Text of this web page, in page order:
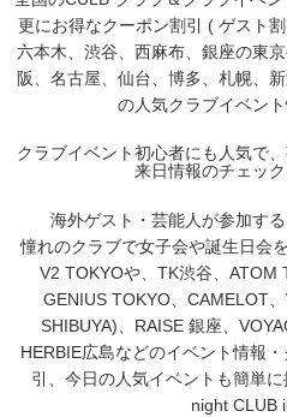
更にお得なクーポン割引 ( ゲスト
六本木、渋谷、西麻布、銀座の東
阪、名古屋、仙台、博多、札幌、
の人気クラブイベン
クラブイベント初心者にも人気で
来日情報のチェッ
海外ゲスト・芸能人が参加す
憧れのクラブで女子会や誕生日会
V2 TOKYOや、TK渋谷、ATOM
GENIUS TOKYO、CAMELOT
SHIBUYA)、RAISE 銀座、
HERBIE広島などのイベント情報
引、今日の人気イベントも簡単
night CLUB